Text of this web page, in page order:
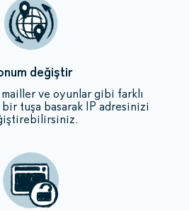
değiştir
mailler ve oyunlar gibi farklı
tuşa basarak IP adresinizi